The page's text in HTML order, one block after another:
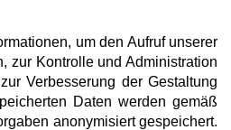
um den Aufruf unserer
zur Kontrolle und Administration
Verbesserung der Gestaltung
Daten werden gemäß
anonymisiert gespeichert.